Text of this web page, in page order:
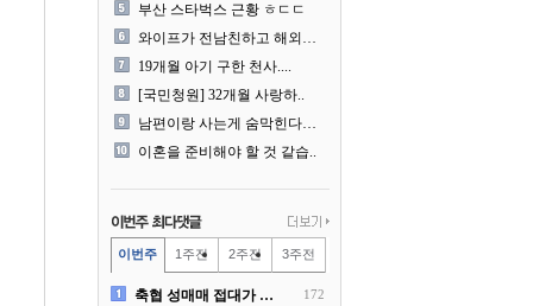
부산 스타벅스 근황 ㅎㄷㄷ
와이프가 전남친하고 해외여행..
19개월 아기 구한 천사....
[국민청원] 32개월 사랑하..
남편이랑 사는게 숨막힌다는 ..
이혼을 준비해야 할 것 같습..
이번주 1주전 2주전 3주전
축협 성매매 접대가 더 충격.. 172